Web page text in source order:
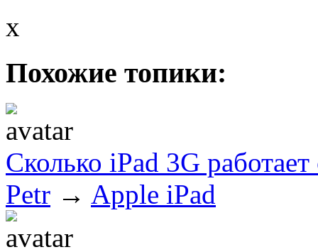
x
Похожие топики:
Сколько iPad 3G
Petr → Apple iPad